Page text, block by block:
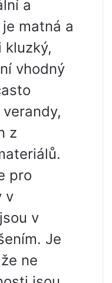
a
matná a
kluzký,
vhodný
z
pro
v
v
Je
ne